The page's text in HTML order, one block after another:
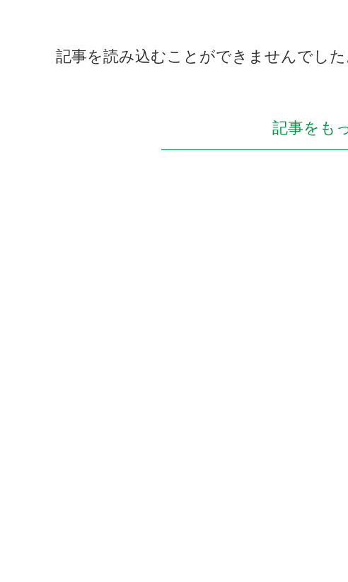
記事を読み込むことができませんでし
記事をも